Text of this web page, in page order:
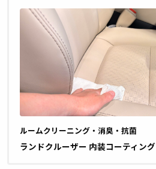
ルームクリーニング・消臭・抗菌
ランドクルーザー 内装コーティング